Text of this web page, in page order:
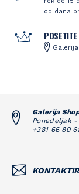
od dana
Galerija
Ponedeljak
+381 66 80